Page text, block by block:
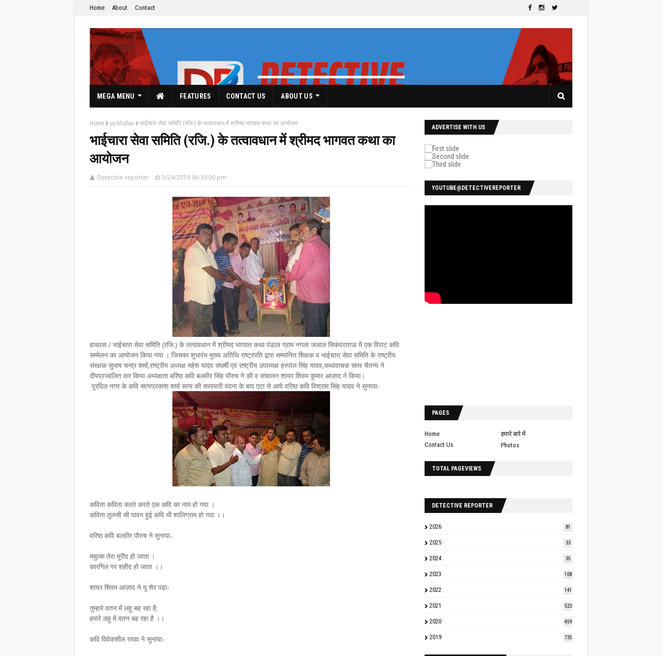
Home About Contact
MEGA MENU FEATURES CONTACT US ABOUT US
Home up khabar भाईचारा सेवा समिति (रजि.) के तत्वावधान में श्रीमद भागवत कथा का आयोजन
भाईचारा सेवा समिति (रजि.) के तत्वावधान में श्रीमद भागवत कथा का
आयोजन
Detective reporter 5/24/2019 06:30:00 pm
हाथरस / भाईचारा सेवा समिति (रजि.) के तत्वावधान में श्रीमद भागवत कथा पंडाल ग्राम नगला जलाल सिकंदराराऊ में एक विराट कवि
सम्मेलन का आयोजन किया गया । जिसका शुभारंभ मुख्य अतिथि राष्ट्रपति द्वारा सम्मानित शिक्षक व भाईचारा सेवा समिति के राष्ट्रीय
संरक्षक सुभाष चन्द्र शर्मा,राष्ट्रीय अध्यक्ष महेश यादव संघर्षी एवं राष्ट्रीय उपाध्यक्ष हरपाल सिंह यादव,कथावाचक समर चैतन्य ने
दीपप्रज्वलित कर किया अध्यक्षता बरिष्ठ कवि बलवीर सिंह पौरुष ने की व संचालन शायर शिवम कुमार आज़ाद ने किया।
पुरदिल नगर के कवि सत्यप्रकाश शर्मा सत्य की सरस्वती वंदना के बाद एटा से आये वरिष्ठ कवि विश्राम सिंह यादव ने सुनाया-
कविता कविता करते करते एक कवि का नाम हो गया ।
कविता तुलसी सी पावन हुई कवि भी शालिग्राम हो गया ।।
वरिष्ठ कवि बलवीर पौरुष ने सुनाया-
ममुल्क तेरा मुरीद हो जाता ।
कारगिल पर शहीद हो जाता ।।
शायर शिवम आज़ाद ने यू शेर पढा-
तुम्हारे वतन में लहू बह रहा है;
हमारे लहू में वतन बह रहा है ।।
कवि विवेकशील राघव ने सुनाया-
ADVERTISE WITH US
YOUTUBE@DETECTIVEREPORTER
PAGES
Home
हमारे बारे में
Contact Us
Photos
TOTAL PAGEVIEWS
DETECTIVE REPORTER
2026 81
2025 33
2024 35
2023 108
2022 141
2021 523
2020 459
2019 735